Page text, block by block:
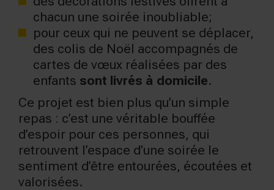
chacun une soirée inoubliable;
pour ceux qui ne peuvent se déplacer,
des colis de Noël accompagnés de
cartes de vœux réalisées par des
enfants sont livrés à domicile.
Ce projet est bien plus qu’un simple
repas : c’est une véritable bouffée
d’espoir pour ces personnes, qui
retrouvent l’espace d’une soirée le
sentiment d’être entourées, écoutées et
valorisées.